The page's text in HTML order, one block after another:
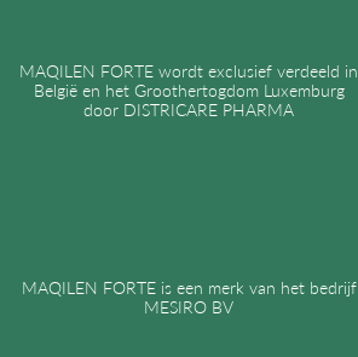
MAQILEN FORTE wordt exclusief verdeeld in
België en het Groothertogdom Luxemburg
door DISTRICARE PHARMA
MAQILEN FORTE is een merk van het bedrijf
MESIRO BV